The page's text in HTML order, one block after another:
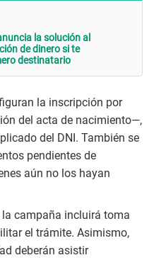
la solución al
de dinero si te
destinatario
la inscripción por
del acta de nacimiento—,
del DNI. También se
pendientes de
aún no los hayan
campaña incluirá toma
el trámite. Asimismo,
deberán asistir